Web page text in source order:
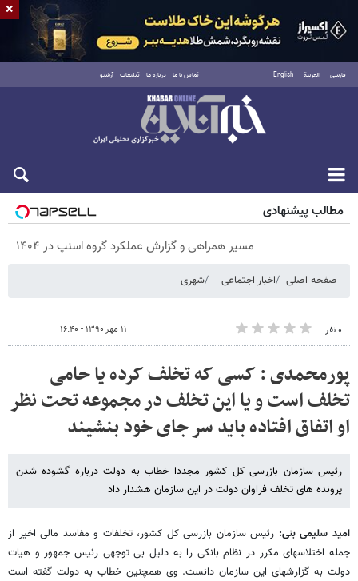
فارسی العربية English تماس با ما درباره ما تبلیغات آرشیو
پنجشنبه ۱۵ مرداد ۱۴۰۵
مطالب پیشنهادی
مسیر همراهی و گزارش عملکرد گروه اسنپ در ۱۴۰۴
صفحه اصلی اخبار اجتماعی شهری
۰ نفر ۱۱ مهر ۱۳۹۰ - ۱۶:۴۰
پورمحمدی : کسی که تخلف کرده یا حامی
تخلف است و یا این تخلف در مجموعه تحت نظر
او اتفاق افتاده باید سر جای خود بنشیند
رئیس سازمان بازرسی کل کشور مجددا خطاب به دولت درباره گشوده شدن
پرونده های تخلف فراوان دولت در این سازمان هشدار داد
امید سلیمی بنی: رئیس سازمان بازرسی کل کشور، تخلفات و مفاسد مالی اخیر از
جمله اختلاسهای مکرر در نظام بانکی را به دلیل بی توجهی رئیس جمهور و هیات
دولت به گزارشهای این سازمان دانست. وی همچنین خطاب به دولت گفته است
×